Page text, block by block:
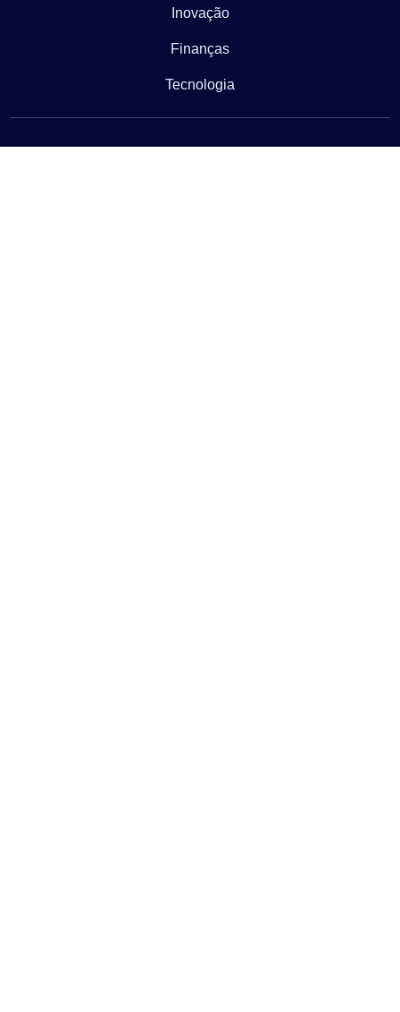
Inovação
Finanças
Tecnologia